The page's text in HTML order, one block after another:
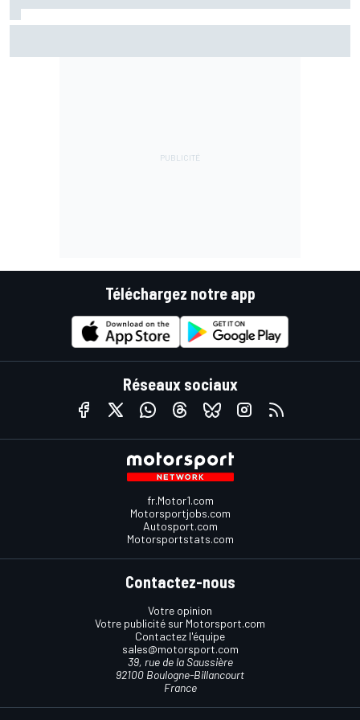
Téléchargez notre app
Réseaux sociaux
fr.Motor1.com
Motorsportjobs.com
Autosport.com
Motorsportstats.com
Contactez-nous
Votre opinion
Votre publicité sur Motorsport.com
Contactez l'équipe
sales@motorsport.com
39, rue de la Saussière
92100 Boulogne-Billancourt
France